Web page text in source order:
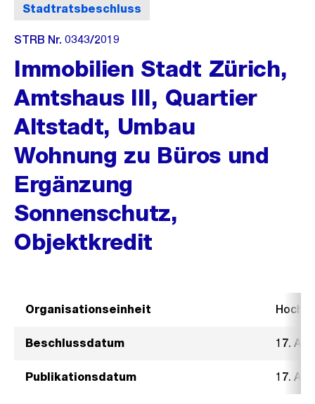
Stadtratsbeschluss
STRB Nr. 0343/2019
Immobilien Stadt Zürich,
Amtshaus III, Quartier
Altstadt, Umbau
Wohnung zu Büros und
Ergänzung
Sonnenschutz,
Objektkredit
Organisationseinheit
Beschlussdatum 17.
Publikationsdatum 17.